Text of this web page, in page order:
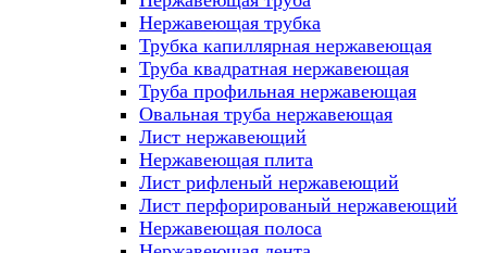
Нержавеющая трубка
Трубка капиллярная нержавеющая
Труба квадратная нержавеющая
Труба профильная нержавеющая
Овальная труба нержавеющая
Лист нержавеющий
Нержавеющая плита
Лист рифленый нержавеющий
Лист перфорированый нержавеющий
Нержавеющая полоса